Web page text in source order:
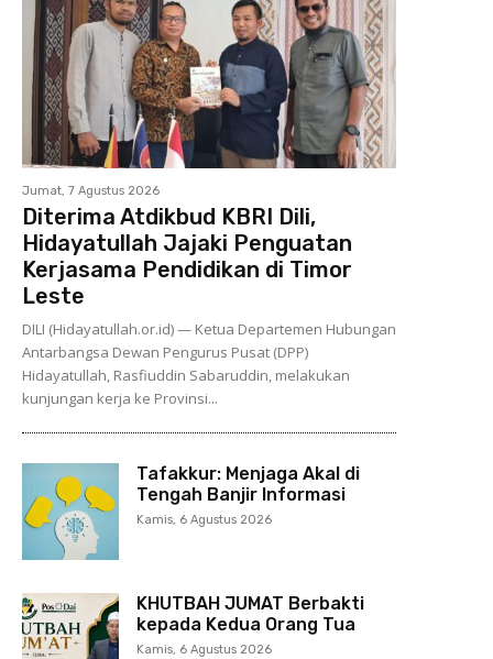
Jumat, 7 Agustus 2026
Diterima Atdikbud KBRI Dili,
Hidayatullah Jajaki Penguatan
Kerjasama Pendidikan di Timor
Leste
DILI (Hidayatullah.or.id) — Ketua Departemen Hubungan
Antarbangsa Dewan Pengurus Pusat (DPP)
Hidayatullah, Rasfiuddin Sabaruddin, melakukan
kunjungan kerja ke Provinsi...
Tafakkur: Menjaga Akal di
Tengah Banjir Informasi
Kamis, 6 Agustus 2026
KHUTBAH JUMAT Berbakti
kepada Kedua Orang Tua
Kamis, 6 Agustus 2026